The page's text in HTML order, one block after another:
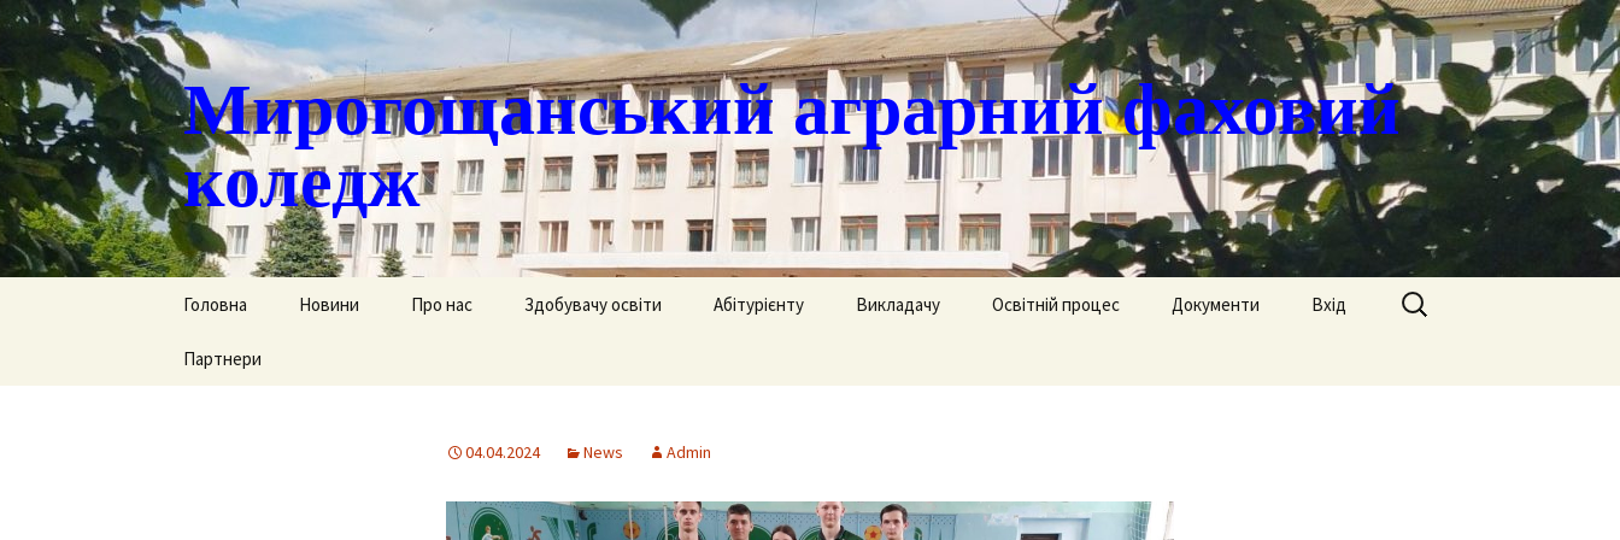
Мирогощанський аграрний фаховий
коледж
контенту
Головна Новини Про нас
акредитацію освітньо-
професійних програм
Здобувачу освіти
Графік екзаменів та
Абітурієнту Викладачу
Педагогічний Оскар
Освітній процес
Технологія
Документи Вхід
Партнери
Пошук:
04.04.2024 News Admin